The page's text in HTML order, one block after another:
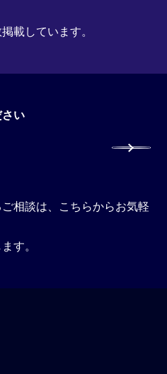
載しています。
い
相談は、こちらからお気軽
す。